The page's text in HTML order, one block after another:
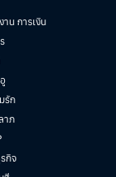
าน การเงิน
รัก
าภ
กิจ